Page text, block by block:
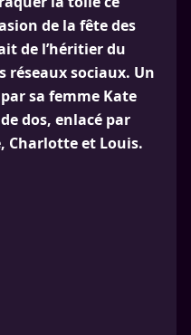
de la fête des
de l’héritier du
réseaux sociaux. Un
sa femme Kate
dos, enlacé par
Charlotte et Louis.